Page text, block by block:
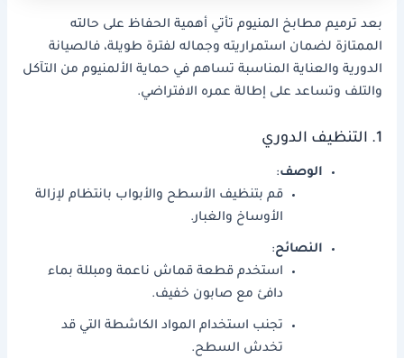
بعد ترميم مطابخ المنيوم تأتي أهمية الحفاظ على حالته
الممتازة لضمان استمراريته وجماله لفترة طويلة، فالصيانة
الدورية والعناية المناسبة تساهم في حماية الألمنيوم من التآكل
والتلف وتساعد على إطالة عمره الافتراضي.
1. التنظيف الدوري
الوصف:
قم بتنظيف الأسطح والأبواب بانتظام لإزالة
الأوساخ والغبار.
النصائح:
استخدم قطعة قماش ناعمة ومبللة بماء
دافئ مع صابون خفيف.
تجنب استخدام المواد الكاشطة التي قد
تخدش السطح.